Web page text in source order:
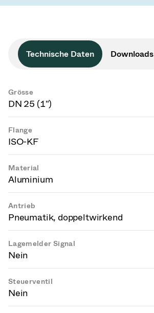
Technische Daten Downloads
Grösse
DN 25 (1")
Flange
ISO-KF
Material
Aluminium
Antrieb
Pneumatik, doppeltwirkend
Lagemelder Signal
Nein
Steuerventil
Nein